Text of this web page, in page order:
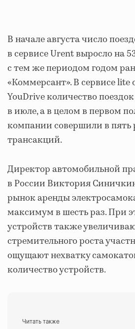
В начале августа число
в сервисе Urent выросло на
с тем же периодом годом
«Коммерсант». В сервисе lite
YouDrive количество
в июле, а в целом в первом
компании совершили в пять
трансакций.
Директор автомобильной
в России Виктория
рынок аренды
максимум в шесть раз. При
устройств также
стремительного роста
ощущают нехватку
количество устройств.
Читать также